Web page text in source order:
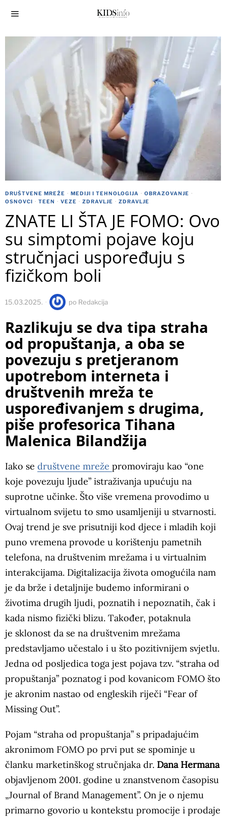
DRUŠTVENE MREŽE · MEDIJI I TEHNOLOGIJA · OBRAZOVANJE ·
OSNOVCI · TEEN · VEZE · ZDRAVLJE · ZDRAVLJE
ZNATE LI ŠTA JE FOMO: Ovo
su simptomi pojave koju
stručnjaci uspoređuju s
fizičkom boli
15.03.2025. po Redakcija
Razlikuju se dva tipa straha
od propuštanja, a oba se
povezuju s pretjeranom
upotrebom interneta i
društvenih mreža te
uspoređivanjem s drugima,
piše profesorica Tihana
Malenica Bilandžija
Iako se društvene mreže promoviraju kao “one
koje povezuju ljude” istraživanja upućuju na
suprotne učinke. Što više vremena provodimo u
virtualnom svijetu to smo usamljeniji u stvarnosti.
Ovaj trend je sve prisutniji kod djece i mladih koji
puno vremena provode u korištenju pametnih
telefona, na društvenim mrežama i u virtualnim
interakcijama. Digitalizacija života omogućila nam
je da brže i detaljnije budemo informirani o
životima drugih ljudi, poznatih i nepoznatih, čak i
kada nismo fizički blizu. Također, potaknula
je sklonost da se na društvenim mrežama
predstavljamo učestalo i u što pozitivnijem svjetlu.
Jedna od posljedica toga jest pojava tzv. “straha od
propuštanja” poznatog i pod kovanicom FOMO što
je akronim nastao od engleskih riječi “Fear of
Missing Out”.
Pojam “straha od propuštanja” s pripadajućim
akronimom FOMO po prvi put se spominje u
članku marketinškog stručnjaka dr. Dana Hermana
objavljenom 2001. godine u znanstvenom časopisu
„Journal of Brand Management”. On je o njemu
primarno govorio u kontekstu promocije i prodaje